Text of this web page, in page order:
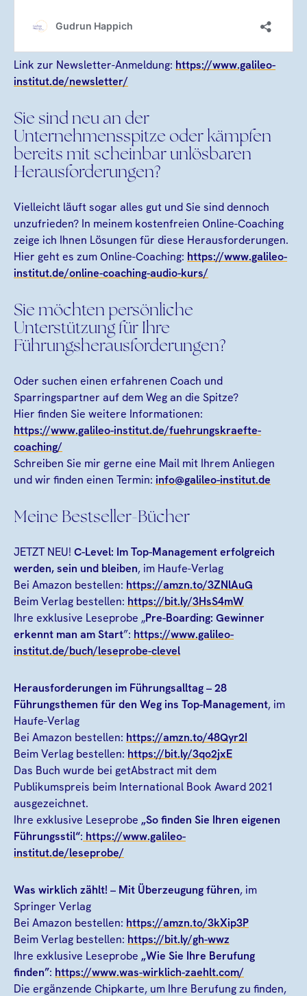
Link zur Newsletter-Anmeldung: https://www.galileo-
institut.de/newsletter/
Sie sind neu an der
Unternehmensspitze oder kämpfen
bereits mit scheinbar unlösbaren
Herausforderungen?
Vielleicht läuft sogar alles gut und Sie sind dennoch
unzufrieden? In meinem kostenfreien Online-Coaching
zeige ich Ihnen Lösungen für diese Herausforderungen.
Hier geht es zum Online-Coaching: https://www.galileo-
institut.de/online-coaching-audio-kurs/
Sie möchten persönliche
Unterstützung für Ihre
Führungsherausforderungen?
Oder suchen einen erfahrenen Coach und
Sparringspartner auf dem Weg an die Spitze?
Hier finden Sie weitere Informationen:
https://www.galileo-institut.de/fuehrungskraefte-
coaching/
Schreiben Sie mir gerne eine Mail mit Ihrem Anliegen
und wir finden einen Termin: info@galileo-institut.de
Meine Bestseller-Bücher
JETZT NEU! C-Level: Im Top-Management erfolgreich
werden, sein und bleiben, im Haufe-Verlag
Bei Amazon bestellen: https://amzn.to/3ZNlAuG
Beim Verlag bestellen: https://bit.ly/3HsS4mW
Ihre exklusive Leseprobe „Pre-Boarding: Gewinner
erkennt man am Start”: https://www.galileo-
institut.de/buch/leseprobe-clevel
Herausforderungen im Führungsalltag– 28
Führungsthemen für den Weg ins Top-Management, im
Haufe-Verlag
Bei Amazon bestellen: https://amzn.to/48Qyr2I
Beim Verlag bestellen: https://bit.ly/3qo2jxE
Das Buch wurde bei getAbstract mit dem
Publikumspreis beim International Book Award 2021
ausgezeichnet.
Ihre exklusive Leseprobe „So finden Sie Ihren eigenen
Führungsstil“: https://www.galileo-
institut.de/leseprobe/
Was wirklich zählt! – Mit Überzeugung führen, im
Springer Verlag
Bei Amazon bestellen: https://amzn.to/3kXip3P
Beim Verlag bestellen: https://bit.ly/gh-wwz
Ihre exklusive Leseprobe „Wie Sie Ihre Berufung
finden”: https://www.was-wirklich-zaehlt.com/
Die ergänzende Chipkarte, um Ihre Berufung zu finden,